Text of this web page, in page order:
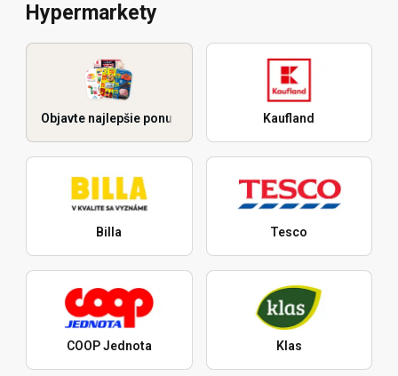
Hypermarkety
Objavte najlepšie ponuky Kaufland
Billa Tesco
COOP Jednota Klas